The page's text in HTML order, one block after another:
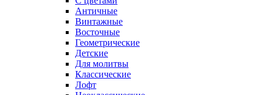
Античные
Винтажные
Восточные
Геометрические
Детские
Для молитвы
Классические
Лофт